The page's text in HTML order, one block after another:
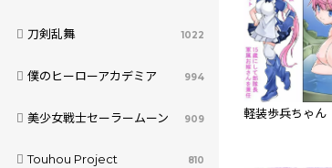
刀剣乱舞 1022
僕のヒーローアカデミア 994
美少女戦士セーラームーン 909
Touhou Project 810
軽装歩兵ちゃん